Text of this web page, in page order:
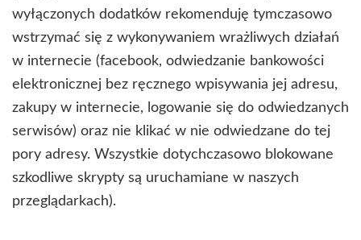
wyłączonych dodatków rekomenduję tymczasowo
wstrzymać się z wykonywaniem wrażliwych działań
w internecie (facebook, odwiedzanie bankowości
elektronicznej bez ręcznego wpisywania jej adresu,
zakupy w internecie, logowanie się do odwiedzanych
serwisów) oraz nie klikać w nie odwiedzane do tej
pory adresy. Wszystkie dotychczasowo blokowane
szkodliwe skrypty są uruchamiane w naszych
przeglądarkach).